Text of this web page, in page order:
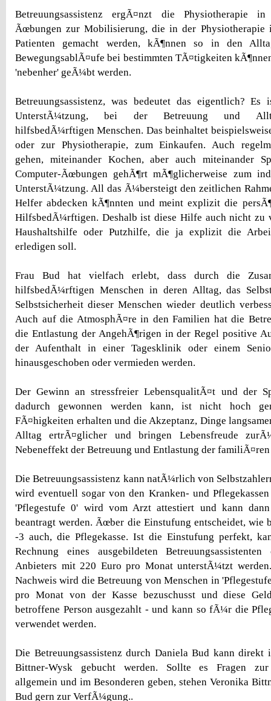
Betreuungsassistenz ergÃ¤nzt die Physiotherapie
Ãœbungen zur Mobilisierung, die in der Physiotherapie
Patienten gemacht werden, kÃ¶nnen so in den
BewegungsablÃ¤ufe bei bestimmten TÃ¤tigkeiten
'nebenher' geÃ¼bt werden.
Betreuungsassistenz, was bedeutet das eigentlich?
UnterstÃ¼tzung, bei der Betreuung und
hilfsbedÃ¼rftigen Menschen. Das beinhaltet
oder zur Physiotherapie, zum Einkaufen. Auch
gehen, miteinander Kochen, aber auch miteinander
Computer-Ãœbungen gehÃ¶rt mÃ¶glicherweise zum
UnterstÃ¼tzung. All das Ã¼bersteigt den zeitlichen
Helfer abdecken kÃ¶nnten und meint explizit die
HilfsbedÃ¼rftigen. Deshalb ist diese Hilfe auch nicht zu
Haushaltshilfe oder Putzhilfe, die ja explizit die
erledigen soll.
Frau Bud hat vielfach erlebt, dass durch die
hilfsbedÃ¼rftigen Menschen in deren Alltag, das
Selbstsicherheit dieser Menschen wieder deutlich
Auch auf die AtmosphÃ¤re in den Familien hat die
die Entlastung der AngehÃ¶rigen in der Regel positive
der Aufenthalt in einer Tagesklinik oder einem
hinausgeschoben oder vermieden werden.
Der Gewinn an stressfreier LebensqualitÃ¤t und der
dadurch gewonnen werden kann, ist nicht hoch
FÃ¤higkeiten erhalten und die Akzeptanz, Dinge
Alltag ertrÃ¤glicher und bringen Lebensfreude
Nebeneffekt der Betreuung und Entlastung der
Die Betreuungsassistenz kann natÃ¼rlich von
wird eventuell sogar von den Kranken- und
'Pflegestufe 0' wird vom Arzt attestiert und kann
beantragt werden. Ãœber die Einstufung entscheidet, wie
-3 auch, die Pflegekasse. Ist die Einstufung perfekt,
Rechnung eines ausgebildeten
Anbieters mit 220 Euro pro Monat unterstÃ¼tzt
Nachweis wird die Betreuung von Menschen in
pro Monat von der Kasse bezuschusst und diese
betroffene Person ausgezahlt - und kann so fÃ¼r die
verwendet werden.
Die Betreuungsassistenz durch Daniela Bud kann direkt
Bittner-Wysk gebucht werden. Sollte es Fragen zur
allgemein und im Besonderen geben, stehen Veronika
Bud gern zur VerfÃ¼gung..